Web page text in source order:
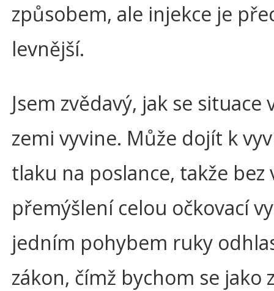
způsobem, ale injekce je
levnější.
Jsem zvědavý, jak se situace
zemi vyvine. Může dojít k
tlaku na poslance, takže bez
přemýšlení celou očkovací
jedním pohybem ruky
zákon, čímž bychom se jako